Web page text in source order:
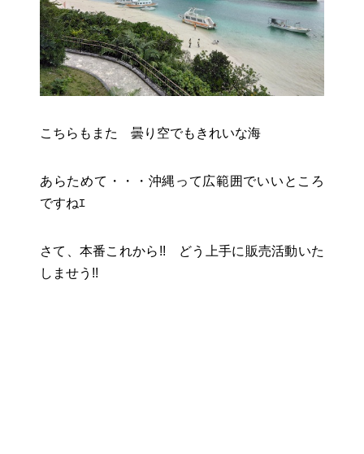
こちらもまた 曇り空でもきれいな海
あらためて・・・沖縄って広範囲でいいところ
ですねｴ
さて、本番これから!! どう上手に販売活動いた
しませう!!